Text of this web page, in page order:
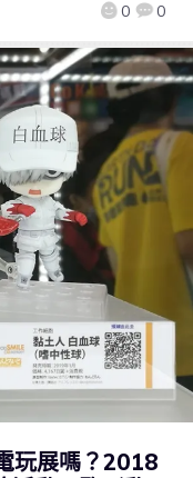
0 0
玩展嗎？2018